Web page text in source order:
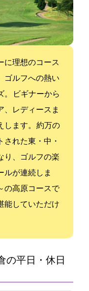
に理想のコース
ゴルフへの熱い
。 ビギナーから
、レディースま
す。 約140万mの
された東・中・
り、ゴルフの楽
ルが連続しま
の高原コースで
能していただけ
の平日・休日